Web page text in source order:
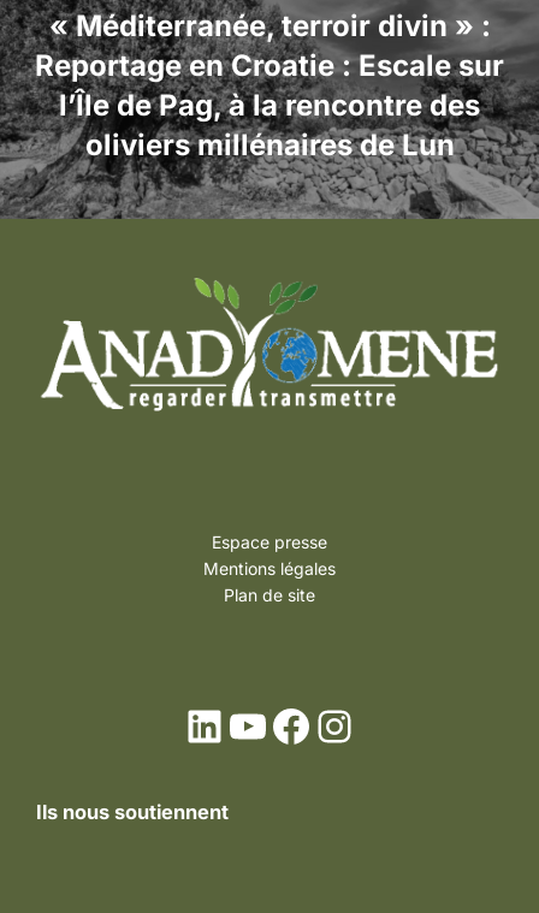
l’article
« Méditerranée, terroir divin » :
Reportage en Croatie : Escale sur
l’Île de Pag, à la rencontre des
oliviers millénaires de Lun
Espace presse
Mentions légales
Plan de site
LinkedIn
YouTube
Facebook
Instagram
Ils nous soutiennent